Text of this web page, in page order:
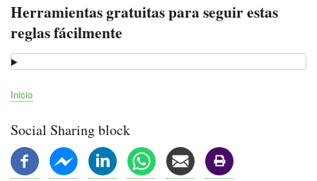
Herramientas gratuitas para seguir estas
reglas fácilmente
de
navegación
Inicio
Social Sharing block